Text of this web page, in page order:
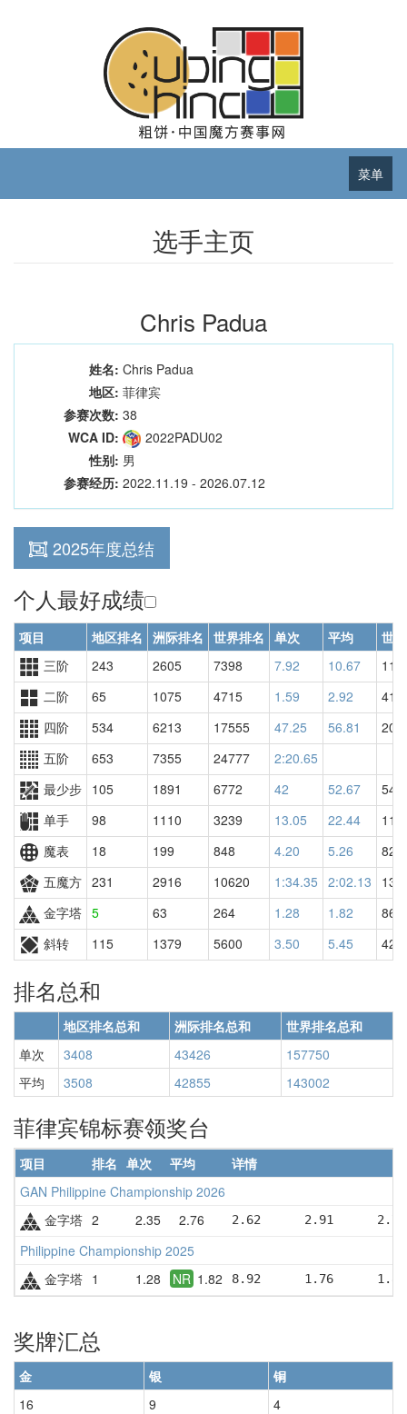
菜单
选手主页
Chris Padua
姓名: Chris Padua
地区: 菲律宾
参赛次数: 38
WCA ID:
2022PADU02
性别: 男
参赛经历: 2022.11.19 - 2026.07.12
2025年度总结
个人最好成绩
项目 地区排名 洲际排名 世界排名 单次 平均
世
三阶
243 2605 7398 7.92 10.67
二阶
65 1075 4715 1.59 2.92
四阶
534 6213 17555 47.25 56.81
五阶
653 7355 24777
2:20.65
最少步 105 1891 6772 42 52.67
单手
98 1110 3239 13.05 22.44
魔表
18 199 848 4.20 5.26
822
五魔方 231 2916 10620 1:34.35 2:02.13
金字塔 5 63 264 1.28 1.82
86
斜转
115 1379 5600 3.50 5.45
排名总和
地区排名总和 洲际排名总和
世界排名总和
单次
3408 43426
157750
平均
3508 42855 143002
菲律宾锦标赛领奖台
项目 排名 单次 平均
详情
GAN Philippine Championship 2026
金字塔 2 2.35 2.76 2.62      2.91
Philippine Championship 2025
金字塔 1 1.28 NR 1.82 8.92      1.76
奖牌汇总
金 银
铜
16
9 4